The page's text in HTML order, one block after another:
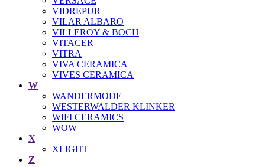
VIDREPUR
VILAR ALBARO
VILLEROY & BOCH
VITACER
VITRA
VIVA CERAMICA
VIVES CERAMICA
W
WANDERMODE
WESTERWALDER KLINKER
WIFI CERAMICS
WOW
X
XLIGHT
Z